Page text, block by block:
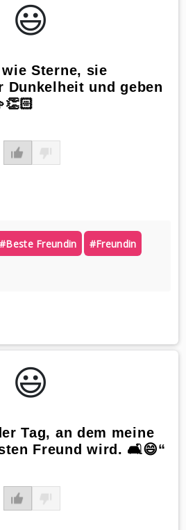
😃️
Sterne, sie
Dunkelheit und geben
#beste Freundin #freundin
😃️
Tag, an dem meine
Freund wird. 🛋️😄“